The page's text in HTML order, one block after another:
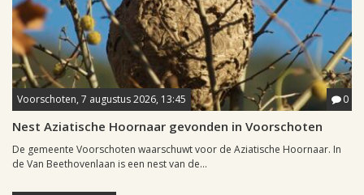
Voorschoten, 7 augustus 2026, 13:45 0
Nest Aziatische Hoornaar gevonden in Voorschoten
De gemeente Voorschoten waarschuwt voor de Aziatische Hoornaar. In
de Van Beethovenlaan is een nest van de...